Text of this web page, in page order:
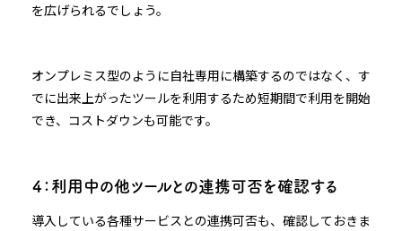
を広げられるでしょう。
オンプレミス型のように自社専用に構築するのではなく、す
でに出来上がったツールを利用するため短期間で利用を開始
でき、コストダウンも可能です。
４：利用中の他ツールとの連携可否を確認する
導入している各種サービスとの連携可否も、確認しておきま